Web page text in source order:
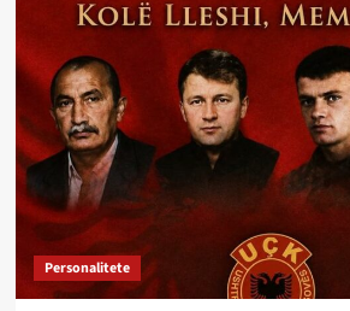
Personalitete